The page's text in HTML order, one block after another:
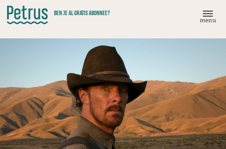
Doorgaan
naar
hoofdinhoud
BEN JE AL GRATIS ABONNEE?
menu